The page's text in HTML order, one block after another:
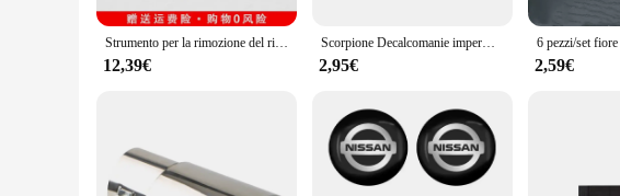
**Versatile and Durable Tools for Automotive Professionals**
The automobili scratch repair tools are not just for occasional use; they are
durability and longevity. The precision-engineered tips of the tools allow for
professionals who need a reliable toolkit for their daily tasks.
The automobili scratch repair tools are not just about scratch removal; they are
you covered. The tools are lightweight and easy to handle, making them
automotive supply stores looking to expand their product offerings.
Strumento per la rimozione del rivestimento dell'auto Dispositivo di staccare la copertura del ferro dell'asta regolabile Strumento di riparazione automobilistica di ricambio della copertura in gomma dedicata
12,39€
Scorpione Decalcomanie impermeabili Car Styling Adesivo Auto Corpo Copertura del motore Vinile Auto Porta Decalcomanie laterali per Abarth 695 595 124 Rally
2,95€ 2,59€